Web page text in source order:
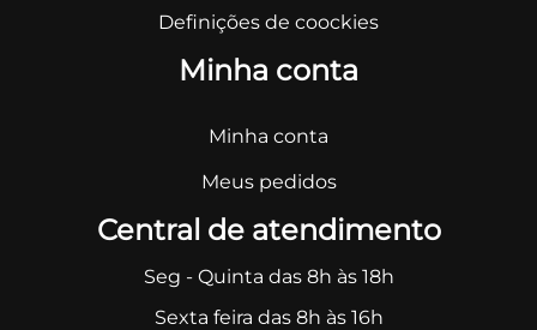
Definições de coockies
Minha conta
Minha conta
Meus pedidos
Central de atendimento
Seg - Quinta das 8h às 18h
Sexta feira das 8h às 16h